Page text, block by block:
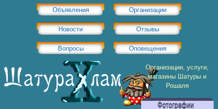
Объявления Организации
Новости Отзывы
Вопросы Оповещения
Организации, услуги,
магазины Шатуры и
Рошаля